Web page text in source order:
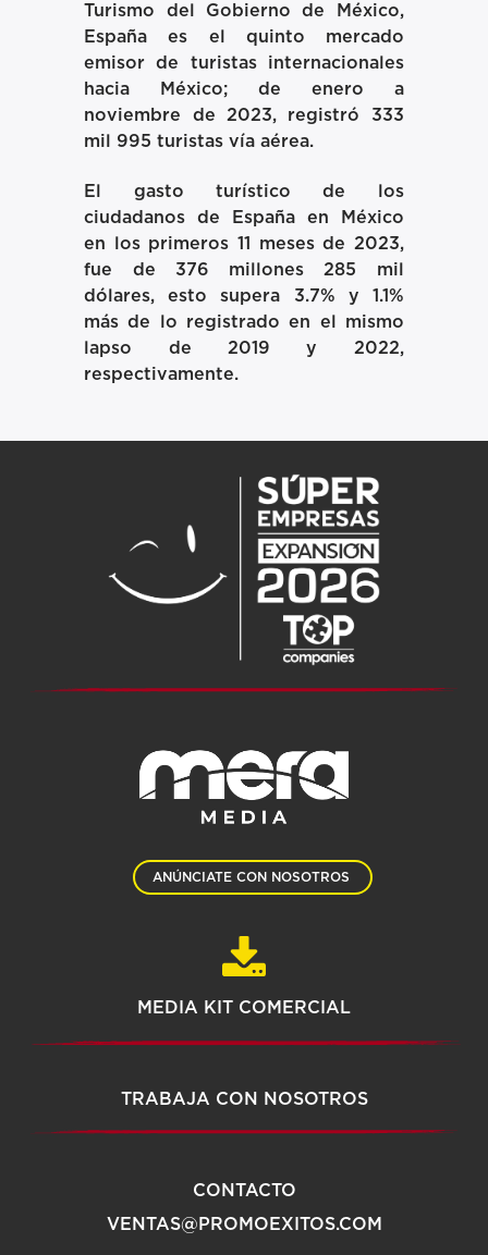
Turismo del Gobierno de México,
España es el quinto mercado
emisor de turistas internacionales
hacia México; de enero a
noviembre de 2023, registró 333
mil 995 turistas vía aérea.
El gasto turístico de los
ciudadanos de España en México
en los primeros 11 meses de 2023,
fue de 376 millones 285 mil
dólares, esto supera 3.7% y 1.1%
más de lo registrado en el mismo
lapso de 2019 y 2022,
respectivamente.
ANÚNCIATE CON NOSOTROS
MEDIA KIT COMERCIAL
TRABAJA CON NOSOTROS
CONTACTO
VENTAS@PROMOEXITOS.COM